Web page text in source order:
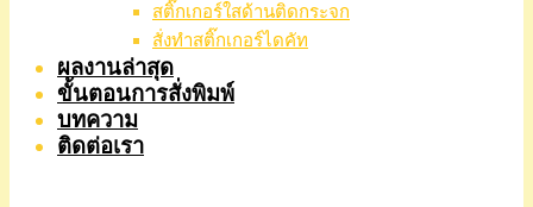
สติ๊กเกอร์ใสด้านติดกระจก
สั่งทําสติ๊กเกอร์ไดคัท
ผลงานล่าสุด
ขั้นตอนการสั่งพิมพ์
บทความ
ติดต่อเรา